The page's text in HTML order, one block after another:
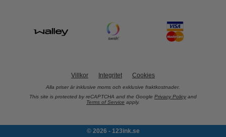
Villkor Integritet Cookies
Alla priser är inklusive moms och exklusive fraktkostnader.
This site is protected by reCAPTCHA and the Google Privacy Policy and
Terms of Service apply.
© 2026 - 123ink.se